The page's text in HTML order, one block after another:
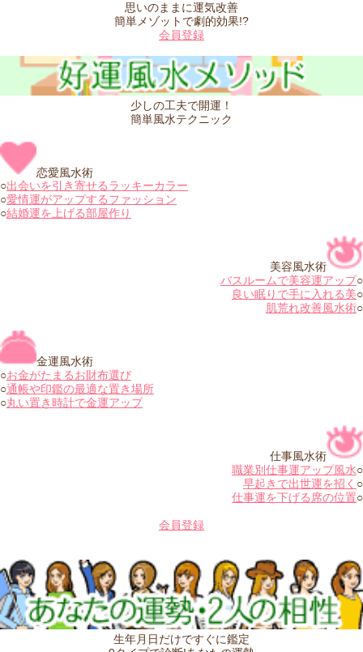
思いのままに運気改善
簡単メゾットで劇的効果!?
会員登録
少しの工夫で開運！
簡単風水テクニック
恋愛風水術
○出会いを引き寄せるラッキーカラー
○愛情運がアップするファッション
○結婚運を上げる部屋作り
美容風水術
バスルームで美容運アップ○
良い眠りで手に入れる美○
肌荒れ改善風水術○
金運風水術
○お金がたまるお財布選び
○通帳や印鑑の最適な置き場所
○丸い置き時計で金運アップ
仕事風水術
職業別仕事運アップ風水○
早起きで出世運を招く ○
仕事運を下げる席の位置○
会員登録
生年月日だけですぐに鑑定